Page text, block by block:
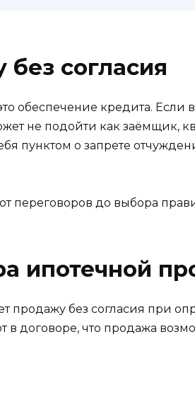
согласия
обеспечение кредита. Если
не подойти как заёмщик,
пунктом о запрете
переговоров до выбора
ипотечной
продажу без согласия при
договоре, что продажа